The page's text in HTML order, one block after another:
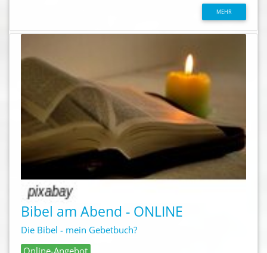
MEHR
Bibel am Abend - ONLINE
Die Bibel - mein Gebetbuch?
Online-Angebot